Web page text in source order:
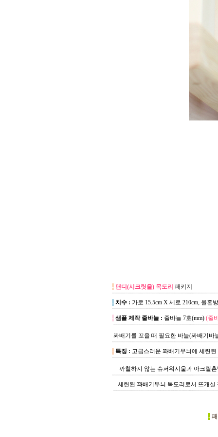
- 댄디(시크릿울) 목도리 패키지
- 치수 : 가로 15.5cm X 세로 210cm, 울
- 샘플 제작 줄바늘 : 줄바늘 7호(mm) (줄
꽈배기를 꼬을 때 필요한 바늘(꽈배기바
- 특징 : 고급스러운 꽈배기무늬에 세련
까칠하지 않는 슈퍼워시울과 아크릴
세련된 꽈배기무늬 목도리로서 뜨개실
-